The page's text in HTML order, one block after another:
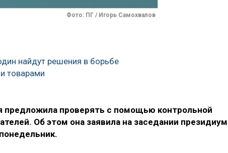
Фото: ПГ / Игорь Самохвалов
найдут решения в борьбе
товарами
предложила проверять с помощью контрольной
Об этом она заявила на заседании